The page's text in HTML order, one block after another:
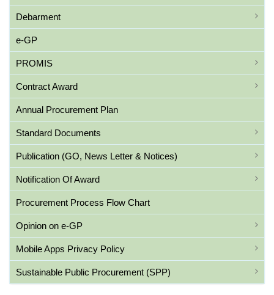
Debarment
e-GP
PROMIS
Contract Award
Annual Procurement Plan
Standard Documents
Publication (GO, News Letter & Notices)
Notification Of Award
Procurement Process Flow Chart
Opinion on e-GP
Mobile Apps Privacy Policy
Sustainable Public Procurement (SPP)